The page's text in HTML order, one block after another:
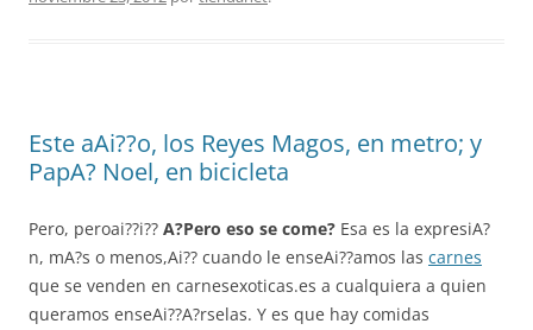
Este aAi??o, los Reyes Magos, en metro; y
PapA? Noel, en bicicleta
Pero, peroai??i?? A?Pero eso se come? Esa es la expresiA?
n, mA?s o menos,Ai?? cuando le enseAi??amos las carnes
que se venden en carnesexoticas.es a cualquiera a quien
queramos enseAi??A?rselas. Y es que hay comidas